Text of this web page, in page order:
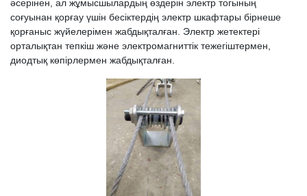
әсерінен, ал жұмысшылардың өздерін электр тогының
соғуынан қорғау үшін бесіктердің электр шкафтары бірнеше
қорғаныс жүйелерімен жабдықталған. Электр жетектері
орталықтан тепкіш және электромагниттік тежегіштермен,
диодтық көпірлермен жабдықталған.